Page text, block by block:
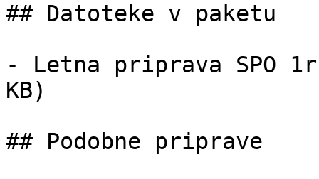
## Datoteke v paketu
- Letna priprava SPO
KB)
## Podobne priprave